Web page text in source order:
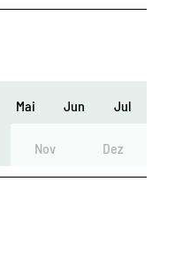
Mai Jun Jul
Nov Dez